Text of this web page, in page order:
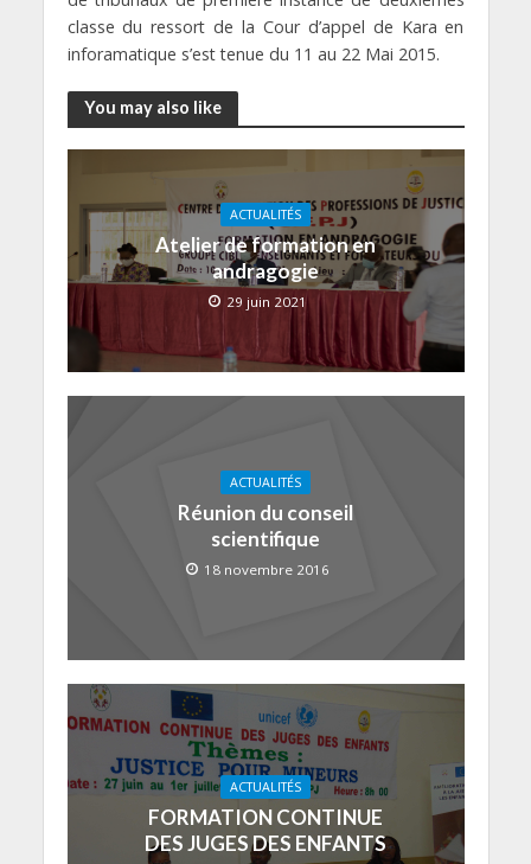
classe du ressort de la Cour d’appel de Kara en
inforamatique s’est tenue du 11 au 22 Mai 2015.
You may also like
ACTUALITÉS
Atelier de formation en
andragogie
29 juin 2021
ACTUALITÉS
Réunion du conseil
scientifique
18 novembre 2016
ACTUALITÉS
FORMATION CONTINUE
DES JUGES DES ENFANTS